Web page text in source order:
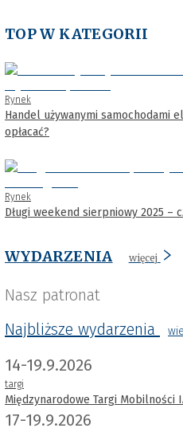
TOP W KATEGORII
Rynek
Handel używanymi samochodami
opłacać?
Rynek
Długi weekend sierpniowy 2025 –
WYDARZENIA więcej
Nasz patronat
Najbliższe wydarzenia
14-19.9.2026
targi
Międzynarodowe Targi Mobilności
17-19.9.2026